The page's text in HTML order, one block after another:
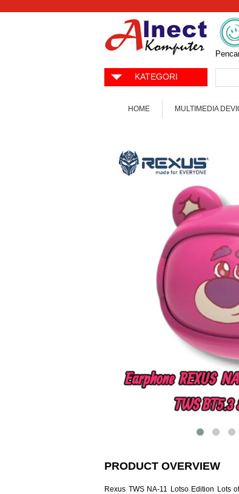
KATEGORI
HOME MULTIMEDIA
PRODUCT OVERVIEW
Rexus TWS NA-11 Lotso Edition Lots